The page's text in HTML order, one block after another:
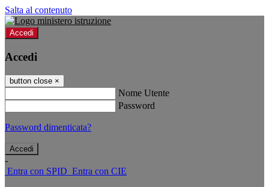
Salta al contenuto
Accedi
Accedi
button close ×
Nome Utente
Password
Password dimenticata?
-
Entra con SPID Entra con CIE